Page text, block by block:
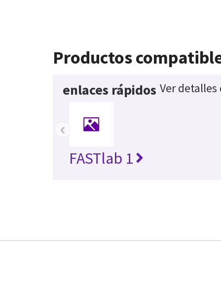
Productos
enlaces rápidos Ver
FASTlab 1
‹